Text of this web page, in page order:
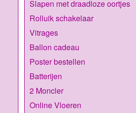
Slapen met draadloze oortjes
Rolluik schakelaar
Vitrages
Ballon cadeau
Poster bestellen
Batterijen
2 Moncler
Online Vloeren